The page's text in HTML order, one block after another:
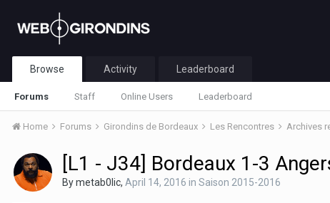
Browse
Forums Staff Online Users Leaderboard
Activity Leaderboard
Home Forums Girondins de Bordeaux Les Rencontres Archives
[L1 - J34] Bordeaux 1-3
Bymetab0lic, April 14, 2016 in Saison 2015-2016